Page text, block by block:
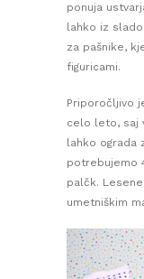
ponuja
lahko iz
za pašnike,
figuricami.
Priporočljivo
celo leto, saj
lahko ograda
potrebujemo
palčk.
umetniškim